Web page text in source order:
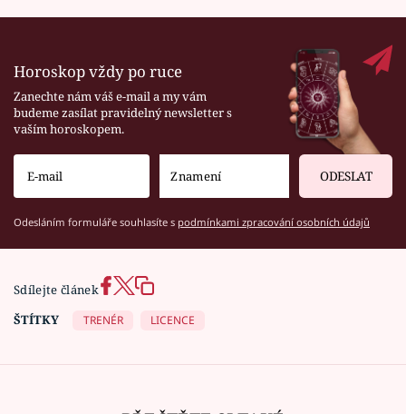
Horoskop vždy po ruce
Zanechte nám váš e-mail a my vám
budeme zasílat pravidelný newsletter s
vaším horoskopem.
ODESLAT
Odesláním formuláře souhlasíte s podmínkami zpracování osobních údajů
Sdílejte článek
ŠTÍTKY
TRENÉR LICENCE